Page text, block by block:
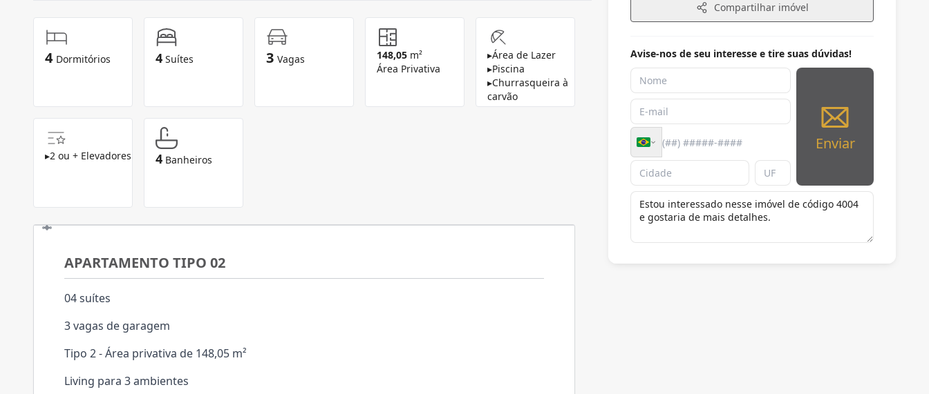
4 Dormitórios 4 Suítes 3 Vagas 148,05 m²
Área Privativa
▸Área de Lazer
▸Piscina
▸Churrasqueira à
carvão
▸2 ou + Elevadores 4 Banheiros
APARTAMENTO TIPO 02
04 suítes
3 vagas de garagem
Tipo 2 - Área privativa de 148,05 m²
Living para 3 ambientes
Compartilhar imóvel
Avise-nos de seu interesse e tire suas dúvidas!
Enviar